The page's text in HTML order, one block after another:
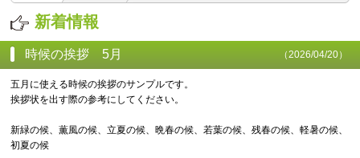
新着情報
時候の挨拶 5月 （2026/04/20）
五月に使える時候の挨拶のサンプルです。
挨拶状を出す際の参考にしてください。
新緑の候、薫風の候、立夏の候、晩春の候、若葉の候、残春の候、軽暑の候、
初夏の候